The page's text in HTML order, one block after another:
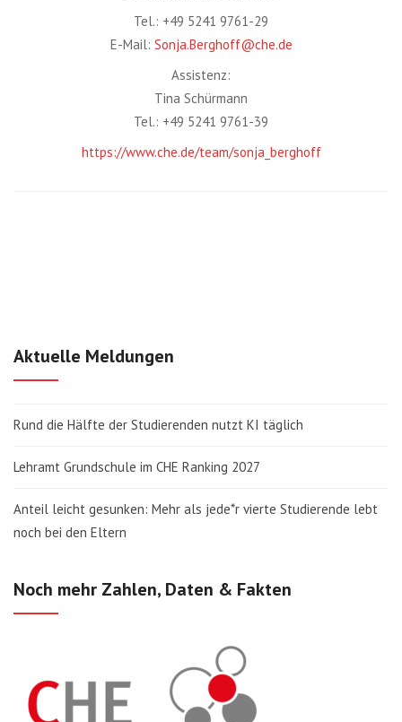
Tel.: +49 5241 9761-29
E-Mail: Sonja.Berghoff@che.de
Assistenz:
Tina Schürmann
Tel.: +49 5241 9761-39
https://www.che.de/team/sonja_berghoff
Aktuelle Meldungen
Rund die Hälfte der Studierenden nutzt KI täglich
Lehramt Grundschule im CHE Ranking 2027
Anteil leicht gesunken: Mehr als jede*r vierte Studierende lebt
noch bei den Eltern
Noch mehr Zahlen, Daten & Fakten